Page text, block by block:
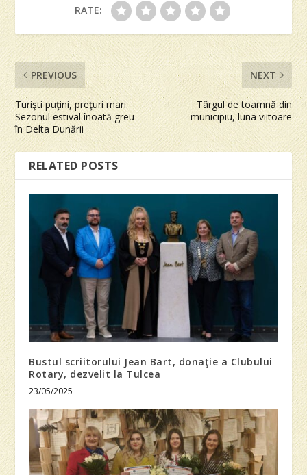
RATE:
PREVIOUS
Turişti puţini, preţuri mari.
Sezonul estival înoată greu
în Delta Dunării
NEXT
Târgul de toamnă din
municipiu, luna viitoare
RELATED POSTS
Bustul scriitorului Jean Bart, donaţie a Clubului
Rotary, dezvelit la Tulcea
23/05/2025